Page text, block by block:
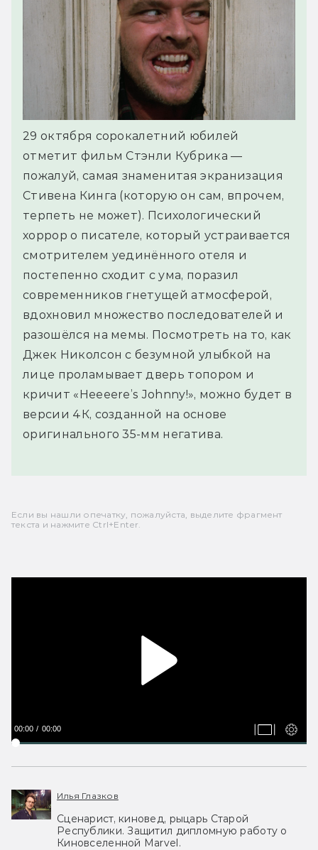
29 октября сорокалетний юбилей
отметит фильм Стэнли Кубрика —
пожалуй, самая знаменитая экранизация
Стивена Кинга (которую он сам, впрочем,
терпеть не может). Психологический
хоррор о писателе, который устраивается
смотрителем уединённого отеля и
постепенно сходит с ума, поразил
современников гнетущей атмосферой,
вдохновил множество последователей и
разошёлся на мемы. Посмотреть на то, как
Джек Николсон с безумной улыбкой на
лице проламывает дверь топором и
кричит «Heeeere’s Johnny!», можно будет в
версии 4К, созданной на основе
оригинального 35-мм негатива.
Если вы нашли опечатку, пожалуйста, выделите фрагмент
текста и нажмите Ctrl+Enter.
00:00 00:00
Илья Глазков
Сценарист, киновед, рыцарь Старой
Республики. Защитил дипломную работу о
Киновселенной Marvel.